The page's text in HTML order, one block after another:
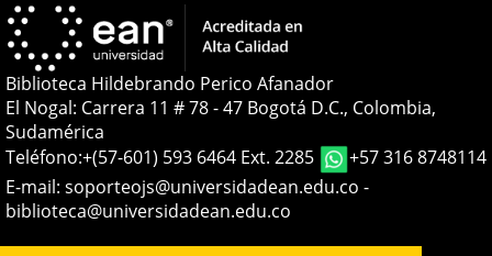
Biblioteca Hildebrando Perico Afanador
El Nogal: Carrera 11 # 78 - 47 Bogotá D.C., Colombia,
Sudamérica
Teléfono:+(57-601) 593 6464 Ext. 2285
+57 316 8748114
E-mail: soporteojs@universidadean.edu.co -
biblioteca@universidadean.edu.co